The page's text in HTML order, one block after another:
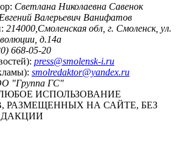
Светлана Николаевна Савенок
Евгений Валерьевич Ванифатов
214000,Смоленская обл, г. Смоленск, ул.
д.14а
668-05-20
press@smolensk-i.ru
smolredaktor@yandex.ru
"Группа ГС"
ИСПОЛЬЗОВАНИЕ
РАЗМЕЩЕННЫХ НА САЙТЕ, БЕЗ